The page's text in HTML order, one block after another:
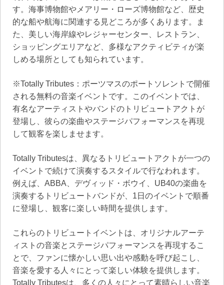
す。海事博物館やメアリー・ローズ博物館など、歴史
的な船や航海に関連する見どころが多くあります。ま
た、美しい海岸線やレジャーセンター、レストラン、
ショッピングエリアなど、多様なアクティビティが楽
しめる場所としても知られています。
※Totally Tributes：ポーツマスのポートソレントで開催
される無料の音楽イベントです。このイベントでは、
有名なアーティストやバンドのトリビュートアクトが
登場し、彼らの楽曲やステージパフォーマンスを再現
して観客を楽しませます。
Totally Tributesは、異なるトリビュートアクトが一つの
イベントで続けて演奏するスタイルで行なわれます。
例えば、ABBA、デヴィッド・ボウイ、UB40の楽曲を
演奏するトリビュートバンドが、1日のイベントで順番
に登場し、観客に楽しい時間を提供します。
これらのトリビュートイベントは、オリジナルアーテ
ィストの音楽とステージパフォーマンスを再現するこ
とで、ファンに懐かしい思い出や感動を呼び起こし、
音楽を愛する人々にとって楽しい体験を提供します。
Totally Tributesは、多くの人々にとって素晴らしい音楽